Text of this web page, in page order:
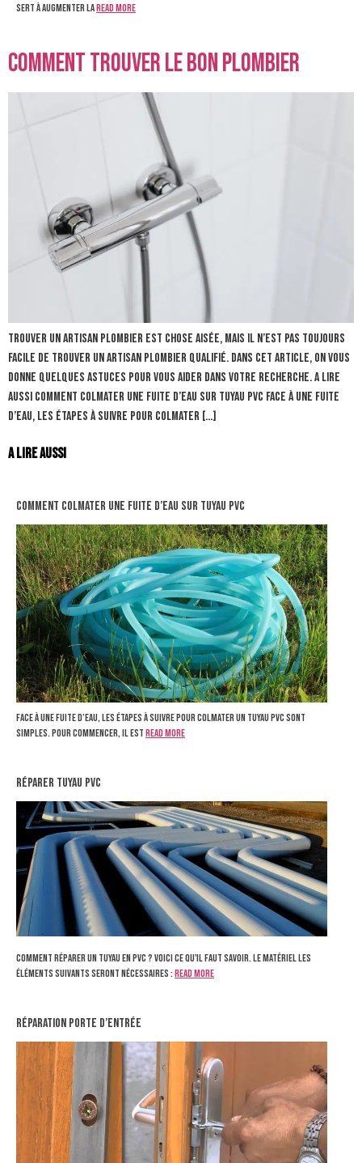
sert à augmenter laRead more
Comment trouver le bon plombier
Trouver un artisan plombier est chose aisée, mais il n’est pas toujours
facile de trouver un artisan plombier qualifié. Dans cet article, on vous
donne quelques astuces pour vous aider dans votre recherche. A lire
aussi comment colmater une fuite d’eau sur tuyau pvc Face à une fuite
d’eau, les étapes à suivre pour colmater […]
A lire aussi
comment colmater une fuite d’eau sur tuyau pvc
Face à une fuite d’eau, les étapes à suivre pour colmater un tuyau PVC sont
simples. Pour commencer, il estRead more
réparer tuyau pvc
Comment réparer un tuyau en PVC ? Voici ce qu'il faut savoir. Le matériel Les
éléments suivants seront nécessaires :Read more
réparation porte d’entrée